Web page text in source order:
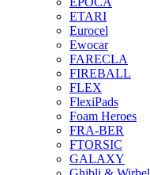
ETARI
Eurocel
Ewocar
FARECLA
FIREBALL
FLEX
FlexiPads
Foam Heroes
FRA-BER
FTORSIC
GALAXY